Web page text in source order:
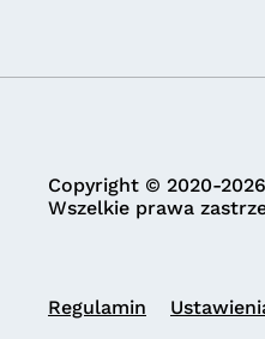
Copyright © 2020-
Wszelkie prawa
Regulamin